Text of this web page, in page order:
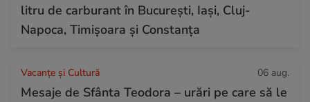
litru de carburant în București, Iași, Cluj-
Napoca, Timișoara și Constanța
Vacanțe și Cultură 06 aug.
Mesaje de Sfânta Teodora – urări pe care să le